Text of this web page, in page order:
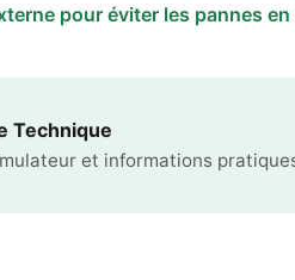
pour éviter les pannes
Technique
et informations